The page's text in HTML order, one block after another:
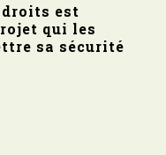
droits est
qui les
sa sécurité